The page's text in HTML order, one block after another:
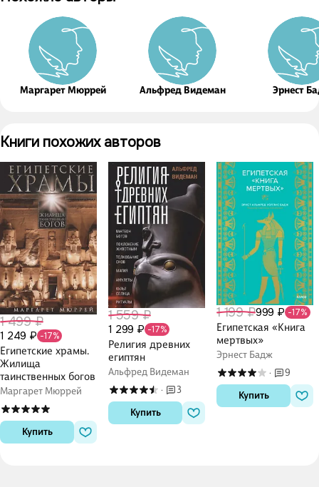
Маргарет Мюррей Альфред Видеман Эрнест
Книги похожих авторов
1 499 ₽
1 249 ₽ -17%
Египетские храмы.
Жилища
таинственных богов
Маргарет Мюррей
Купить
1 559 ₽
1 299 ₽ -17%
Религия древних
египтян
Альфред Видеман
·
3
Купить
1 199 ₽999 ₽ -17%
Египетская «Книга
мертвых»
Эрнест Бадж
·
9
Купить